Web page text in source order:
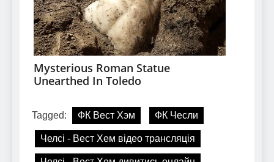
Tagged: ФК Вест Хэм ФК Чесли
Челсі - Вест Хем відео трансляція